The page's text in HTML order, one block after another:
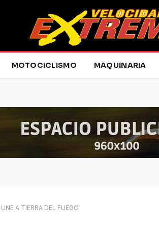
MOTOCICLISMO MAQUINARIA
A TIERRA DEL FUEGO